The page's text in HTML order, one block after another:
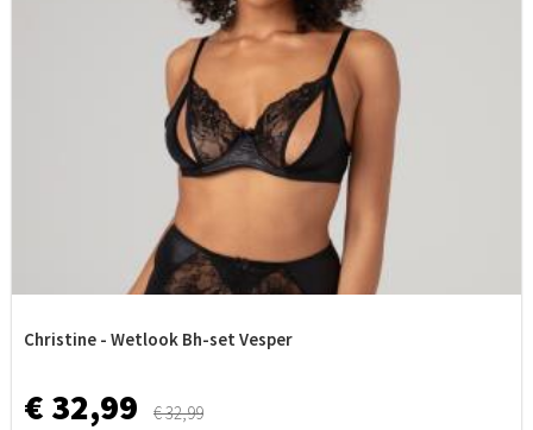
Christine - Wetlook Bh-set Vesper
€ 32,99
€ 32,99